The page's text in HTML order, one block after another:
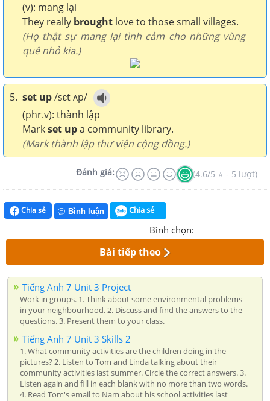
(v): mang lại
They really brought love to those small villages.
(Họ thật sự mang lại tình cảm cho những vùng
quê nhỏ kia.)
5. set up/sɛt ʌp/
(phr.v): thành lập
Markset upa community library.
(Mark thành lập thư viện cộng đồng.)
Đánh giá: (4.6/5 ⭐ - 5 lượt)
Chia sẻ Bình luận Chia sẻ
Bình chọn:
Bài tiếp theo
Tiếng Anh 7 Unit 3 Project
Work in groups. 1. Think about some environmental problems
in your neighbourhood. 2. Discuss and find the answers to the
questions. 3. Present them to your class.
Tiếng Anh 7 Unit 3 Skills 2
1. What community activities are the children doing in the
pictures? 2. Listen to Tom and Linda talking about their
community activities last summer. Circle the correct answers. 3.
Listen again and fill in each blank with no more than two words.
4. Read Tom's email to Nam about his school activities last